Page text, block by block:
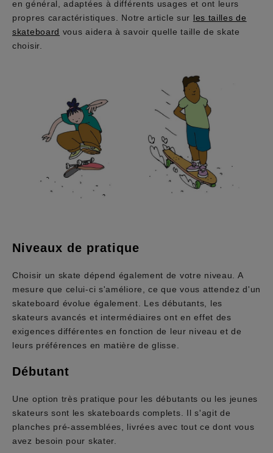
en général, adaptées à différents usages et ont leurs
propres caractéristiques. Notre article sur les tailles de
skateboard vous aidera à savoir quelle taille de skate
choisir.
Niveaux de pratique
Choisir un skate dépend également de votre niveau. A
mesure que celui-ci s'améliore, ce que vous attendez d'un
skateboard évolue également. Les débutants, les
skateurs avancés et intermédiaires ont en effet des
exigences différentes en fonction de leur niveau et de
leurs préférences en matière de glisse.
Débutant
Une option très pratique pour les débutants ou les jeunes
skateurs sont les skateboards complets. Il s'agit de
planches pré-assemblées, livrées avec tout ce dont vous
avez besoin pour skater.